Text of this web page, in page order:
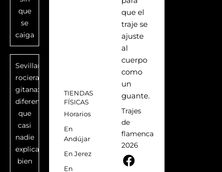
que
se
caiga
Sevillana,
rociera,
gitana:
diferencias
que
casi
nadie
explica
bien
TIENDAS
FÍSICAS
Horarios
En
Andújar
En Jerez
En
que el
traje se
ajuste
al
cuerpo
como
un
guante.
Trajes
de
flamenca
2026
F
a
I
n
P
i
T
i